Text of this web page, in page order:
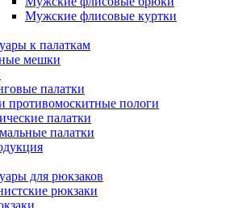
Мужские флисовые куртки
к палаткам
мешки
палатки
противомоскитные пологи
палатки
палатки
для рюкзаков
рюкзаки